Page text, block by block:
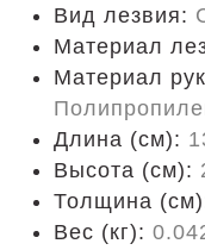
Вид лезвия:
Материал
Материал
Длина (cм):
Высота (см):
Толщина
Вес (кг):